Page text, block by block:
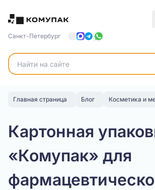
Санкт-Петербург
Главная страница Блог Косметика и
Картонная
«Комупак» для